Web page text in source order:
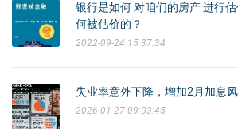
银行是如何 对咱们的房产 进行估价？我的房子又是如
何被估价的？
2022-09-24 15:37:34
失业率意外下降，增加2月加息风
2026-01-27 09:03:45